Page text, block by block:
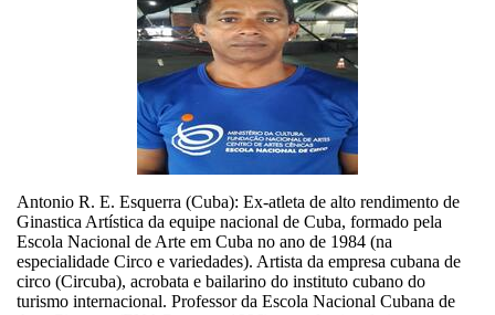
Antonio R. E. Esquerra (Cuba): Ex-atleta de alto rendimento de
Ginastica Artística da equipe nacional de Cuba, formado pela
Escola Nacional de Arte em Cuba no ano de 1984 (na
especialidade Circo e variedades). Artista da empresa cubana de
circo (Circuba), acrobata e bailarino do instituto cubano do
turismo internacional. Professor da Escola Nacional Cubana de